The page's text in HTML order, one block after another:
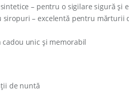
– pentru o sigilare sigură și
– excelentă pentru mărturii
unic și memorabil
de nuntă